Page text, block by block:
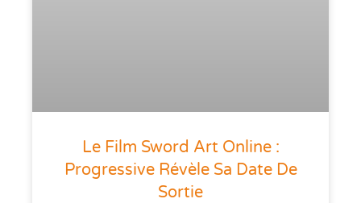
Le Film Sword Art Online :
Progressive Révèle Sa Date De
Sortie